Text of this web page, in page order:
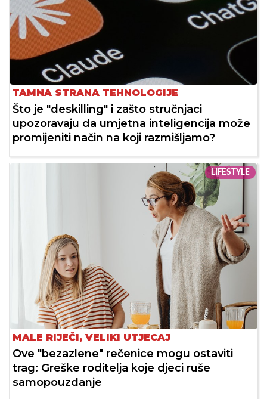
TAMNA STRANA TEHNOLOGIJE
Što je "deskilling" i zašto stručnjaci
upozoravaju da umjetna inteligencija može
promijeniti način na koji razmišljamo?
LIFESTYLE
MALE RIJEČI, VELIKI UTJECAJ
Ove "bezazlene" rečenice mogu ostaviti
trag: Greške roditelja koje djeci ruše
samopouzdanje